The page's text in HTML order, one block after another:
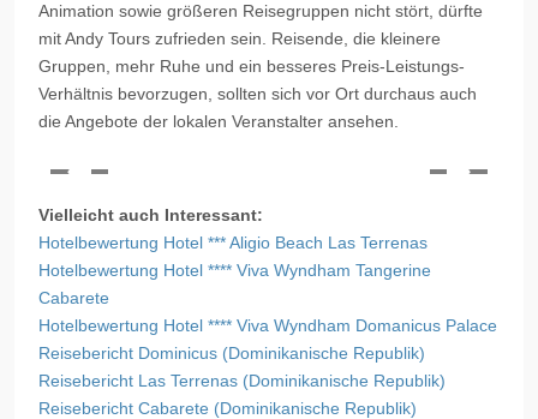
Animation sowie größeren Reisegruppen nicht stört, dürfte
mit Andy Tours zufrieden sein. Reisende, die kleinere
Gruppen, mehr Ruhe und ein besseres Preis-Leistungs-
Verhältnis bevorzugen, sollten sich vor Ort durchaus auch
die Angebote der lokalen Veranstalter ansehen.
Vielleicht auch Interessant:
Hotelbewertung Hotel *** Aligio Beach Las Terrenas
Hotelbewertung Hotel **** Viva Wyndham Tangerine
Cabarete
Hotelbewertung Hotel **** Viva Wyndham Domanicus Palace
Reisebericht Dominicus (Dominikanische Republik)
Reisebericht Las Terrenas (Dominikanische Republik)
Reisebericht Cabarete (Dominikanische Republik)